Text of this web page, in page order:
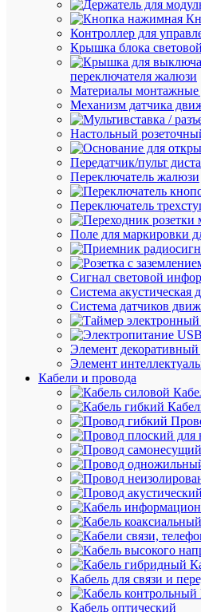
Контроллер для
Крышка блока
переключателя жалюзи
Материалы монтажные
Механизм датчика
Настольный
Передатчик/пульт
Переключатель жалюзи
Переключатель
Поле для маркировки
Сигнал световой
Система акустическая
Система датчиков
Элемент декоративный
Элемент
Кабели и провода
Кабель для связи и
Кабель оптический